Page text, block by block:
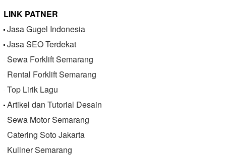
LINK PATNER
Jasa Gugel Indonesia
Jasa SEO Terdekat
Sewa Forklift Semarang
Rental Forklift Semarang
Top Lirik Lagu
Artikel dan Tutorial Desain
Sewa Motor Semarang
Catering Soto Jakarta
Kuliner Semarang